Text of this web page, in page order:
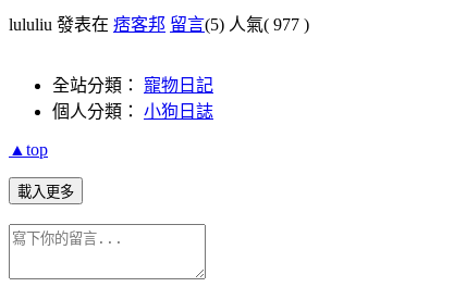
lululiu 發表在 痞客邦 留言(5) 人氣( 977 )
全站分類： 寵物日記
個人分類： 小狗日誌
▲top
載入更多